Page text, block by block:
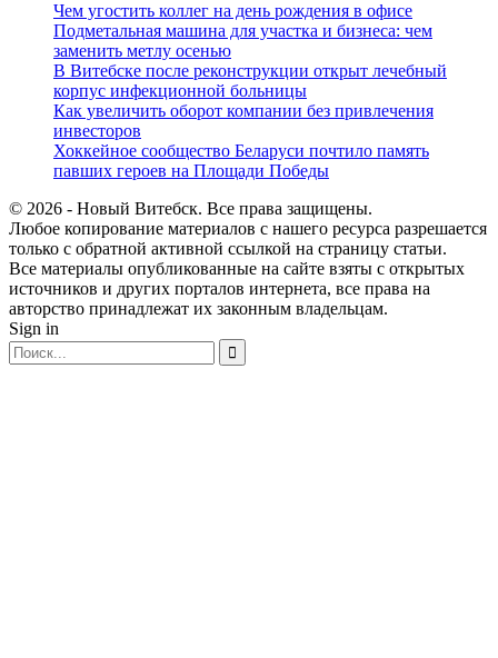
Чем угостить коллег на день рождения в офисе
Подметальная машина для участка и бизнеса: чем
заменить метлу осенью
В Витебске после реконструкции открыт лечебный
корпус инфекционной больницы
Как увеличить оборот компании без привлечения
инвесторов
Хоккейное сообщество Беларуси почтило память
павших героев на Площади Победы
© 2026 - Новый Витебск. Все права защищены.
Любое копирование материалов с нашего ресурса разрешается
только с обратной активной ссылкой на страницу статьи.
Все материалы опубликованные на сайте взяты с открытых
источников и других порталов интернета, все права на
авторство принадлежат их законным владельцам.
Sign in